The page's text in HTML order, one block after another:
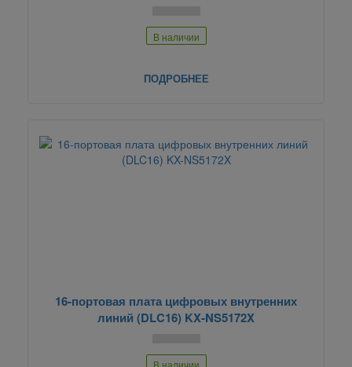
В наличии
ПОДРОБНЕЕ
16-портовая плата цифровых внутренних
линий (DLC16) KX-NS5172X